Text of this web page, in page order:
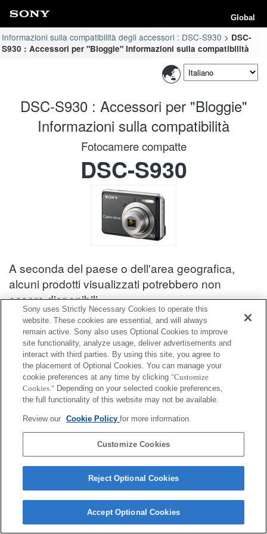
Global
Informazioni sulla compatibilità degli accessori : DSC-S930
DSC-
S930 : Accessori per "Bloggie" Informazioni sulla compatibilità
DSC-S930 : Accessori per "Bloggie"
Informazioni sulla compatibilità
Fotocamere compatte
DSC-S930
A seconda del paese o dell'area geografica,
alcuni prodotti visualizzati potrebbero non
essere disponibili.
Informazioni sulla compatibilità degli accessori : DSC-S930
Accessori per "Bloggie"
Completamente compatibile
Compatibile, ma con restrizioni
Contact Us Cookie Policy
Copyright 2026 Sony Corporation
Sony uses Strictly Necessary Cookies to operate this
website. These cookies are essential, and will always
remain active. Sony also uses Optional Cookies to improve
site functionality, analyze usage, deliver advertisements and
interact with third parties. By using this site, you agree to
the placement of Optional Cookies. You can manage your
cookie preferences at any time by clicking "Customize
Cookies." Depending on your selected cookie preferences,
the full functionality of this website may not be available.
Review our Cookie Policyfor more information.
Customize Cookies
Reject Optional Cookies
Accept Optional Cookies